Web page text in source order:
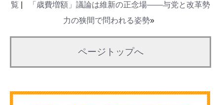
覧
「歳費増額」議論は維新の正念場――与党と改革勢
力の狭間で問われる姿勢»
ページトップへ